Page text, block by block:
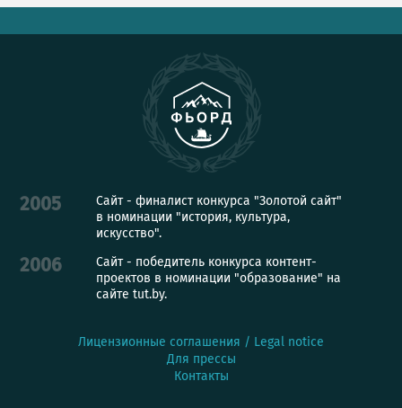
2005
Сайт - финалист конкурса "Золотой сайт"
в номинации "история, культура,
искусство".
2006
Сайт - победитель конкурса контент-
проектов в номинации "образование" на
сайте tut.by.
Лицензионные соглашения / Legal notice
Для прессы
Контакты